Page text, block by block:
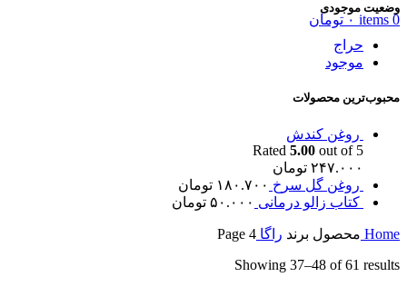
0
items ۰ تومان
وضعیت موجودی
حراج
موجود
محبوب‌ترین محصولات
روغن کندش
Rated 5.00 out of 5
۲۴۷.۰۰۰ تومان
روغن گل سرخ ۱۸۰.۷۰۰ تومان
کتاب زالو درمانی ۵۰.۰۰۰ تومان
Home محصول برند راگا Page 4
Showing 37–48 of 61 results